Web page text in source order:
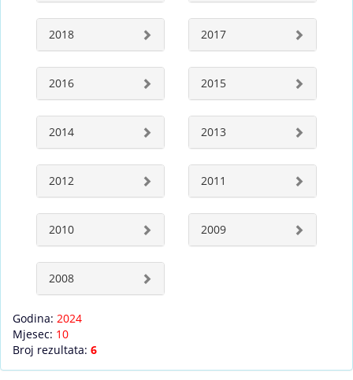
2018 2017
2016 2015
2014 2013
2012 2011
2010 2009
2008
Godina: 2024
Mjesec: 10
Broj rezultata: 6